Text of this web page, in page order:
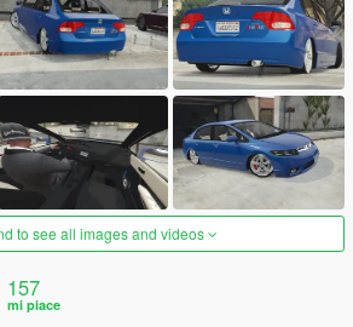
to see all images and videos
157
mi piace